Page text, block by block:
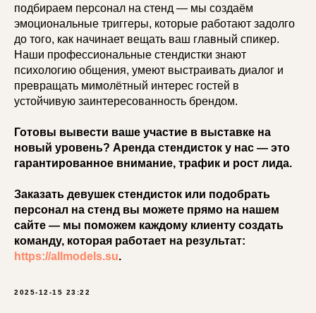
подбираем персонал на стенд — мы создаём
эмоциональные триггеры, которые работают задолго
до того, как начинает вещать ваш главный спикер.
Наши профессиональные стендистки знают
психологию общения, умеют выстраивать диалог и
превращать мимолётный интерес гостей в
устойчивую заинтересованность брендом.
Готовы вывести ваше участие в выставке на
новый уровень? Аренда стендисток у нас — это
гарантированное внимание, трафик и рост лида.
Заказать девушек стендисток или подобрать
персонал на стенд вы можете прямо на нашем
сайте — мы поможем каждому клиенту создать
команду, которая работает на результат:
https://allmodels.su.
2025-12-15 23:22